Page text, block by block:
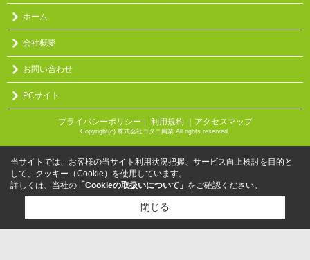
ホーム
会社概要
お問い合わせ
PCサイト
プライバシーポリシー ｜ 利用規約 ｜アクセスマップ
Copyright(c) 株式会社コタニ興業 All rights reserved.
当サイトでは、お客様の当サイト利用状況把握、サービス向上検討を目的と
して、クッキー（Cookie）を使用しています。
詳しくは、当社の 「Cookieの取扱いについて」 をご確認ください。
閉じる